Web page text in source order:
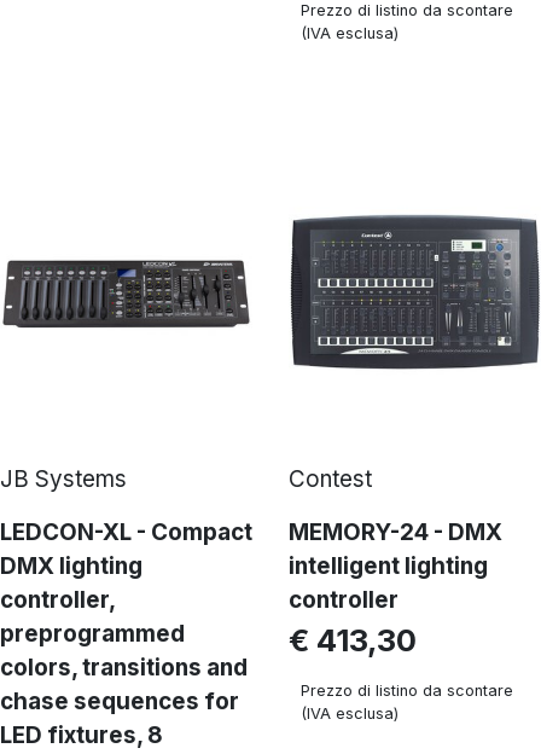
Prezzo di listino da scontare
(IVA esclusa)
JB Systems
LEDCON-XL - Compact
DMX lighting
controller,
preprogrammed
colors, transitions and
chase sequences for
LED fixtures, 8
Contest
MEMORY-24 - DMX
intelligent lighting
controller
€ 413,30
Prezzo di listino da scontare
(IVA esclusa)